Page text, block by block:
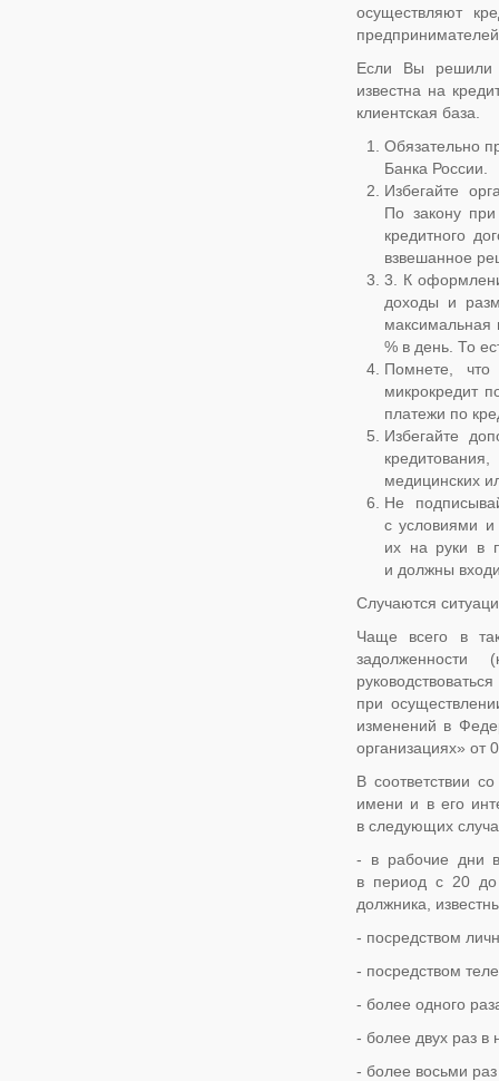
осуществляют
Если Вы решили
известна на
клиентская база.
Обязательно
Банка России.
Избегайте
По закону
кредитного
взвешанное
3. К
доходы и
максимальная
% в день. То
Помнете,
микрокредит
платежи по
Избегайте
медицинских
Не
с условиями
их на руки в
и должны
Случаются
Чаще всего в
задолженности
при
изменений в
организациях» от
В соответствии
имени и в его
в следующих
- в рабочие дни
в период с 20 до
должника,
- посредством
- посредством
- более одного
- более двух раз в
- более восьми